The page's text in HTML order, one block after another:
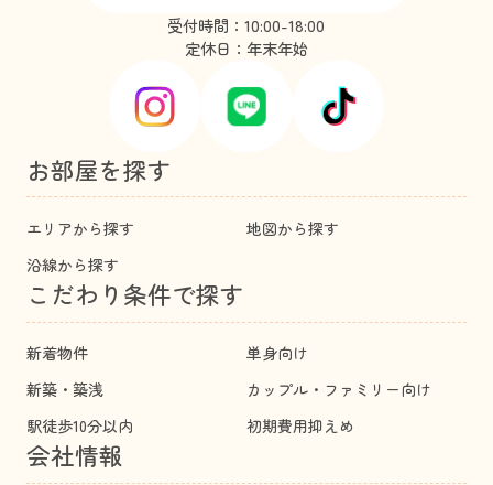
受付時間：10:00-18:00
定休日：年末年始
お部屋を探す
エリアから探す
地図から探す
沿線から探す
こだわり条件で探す
新着物件
単身向け
新築・築浅
カップル・ファミリー向け
駅徒歩10分以内
初期費用抑えめ
会社情報